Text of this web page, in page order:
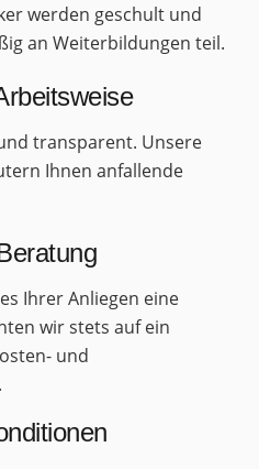
werden geschult und
an Weiterbildungen teil.
transparent. Unsere
Ihnen anfallende
Ihrer Anliegen eine
wir stets auf ein
und